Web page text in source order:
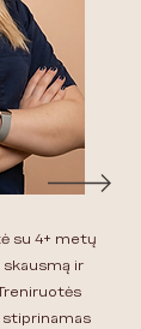
su 4+ metų
skausmą ir
stiprinamas